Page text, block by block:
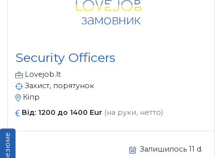
Security Officers
Lovejob.lt
Захист, порятунок
Кіпр
Від: 1200 до 1400 Eur (на руки, нетто)
Залишилось 11 d.